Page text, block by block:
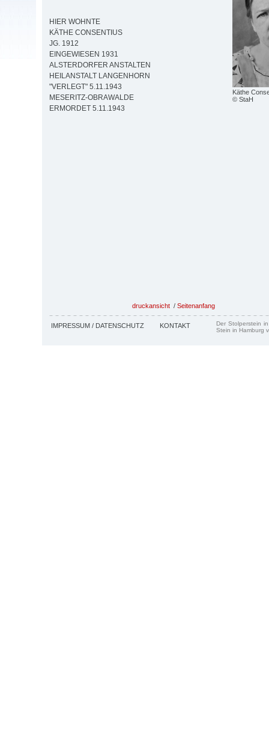
Käthe
© StaH
HIER WOHNTE
KÄTHE CONSENTIUS
JG. 1912
EINGEWIESEN 1931
ALSTERDORFER ANSTALTEN
HEILANSTALT LANGENHORN
"VERLEGT" 5.11.1943
MESERITZ-OBRAWALDE
ERMORDET 5.11.1943
druckansicht / Seitenanfang
IMPRESSUM / DATENSCHUTZ KONTAKT
Der Stolperstein
Stein in Hamburg